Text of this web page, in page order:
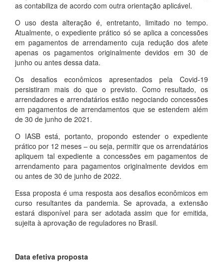
as contabiliza de acordo com outra orientação aplicável.
O uso desta alteração é, entretanto, limitado no tempo.
Atualmente, o expediente prático só se aplica a concessões
em pagamentos de arrendamento cuja redução dos afete
apenas os pagamentos originalmente devidos em 30 de
junho ou antes dessa data.
Os desafios econômicos apresentados pela Covid-19
persistiram mais do que o previsto. Como resultado, os
arrendadores e arrendatários estão negociando concessões
em pagamentos de arrendamentos que se estendem além
de 30 de junho de 2021.
O IASB está, portanto, propondo estender o expediente
prático por 12 meses – ou seja, permitir que os arrendatários
apliquem tal expediente a concessões em pagamentos de
arrendamento para pagamentos originalmente devidos em
ou antes de 30 de junho de 2022.
Essa proposta é uma resposta aos desafios econômicos em
curso resultantes da pandemia. Se aprovada, a extensão
estará disponível para ser adotada assim que for emitida,
sujeita à aprovação de reguladores no Brasil.
Data efetiva proposta